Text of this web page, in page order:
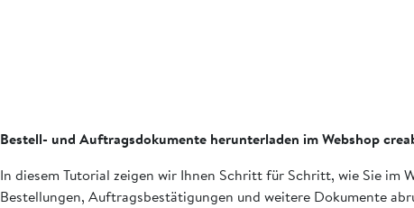
Bestell- und Auftragsdokumente herunterladen im Webshop
In diesem Tutorial zeigen wir Ihnen Schritt für Schritt, wie Sie im
Bestellungen, Auftragsbestätigungen und weitere Dokumente